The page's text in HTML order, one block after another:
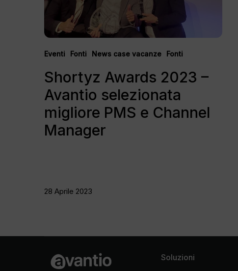
Eventi Fonti News case vacanze Fonti
PMS
Channel
Manager
Shortyz Awards 2023 –
Avantio selezionata
migliore PMS e Channel
Manager
28 Aprile 2023
Soluzioni